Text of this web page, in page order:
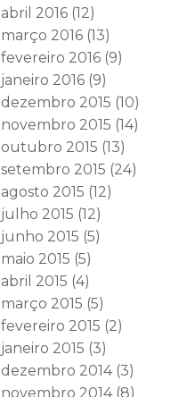
abril 2016 (12)
março 2016 (13)
fevereiro 2016 (9)
janeiro 2016 (9)
dezembro 2015 (10)
novembro 2015 (14)
outubro 2015 (13)
setembro 2015 (24)
agosto 2015 (12)
julho 2015 (12)
junho 2015 (5)
maio 2015 (5)
abril 2015 (4)
março 2015 (5)
fevereiro 2015 (2)
janeiro 2015 (3)
dezembro 2014(3)
novembro 2014(8)